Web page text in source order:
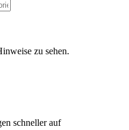
zu sehen.
schneller auf